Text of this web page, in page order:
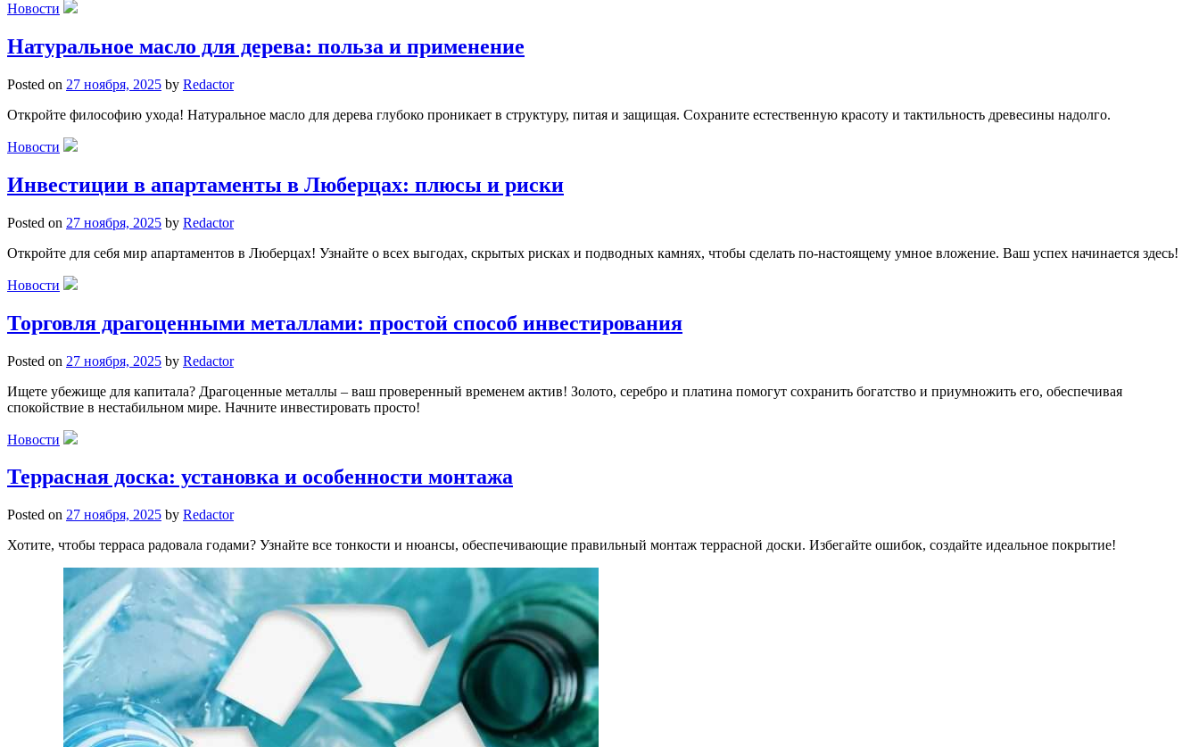
Новости
Натуральное масло для дерева: польза и применение
Posted on 27 ноября, 2025 by Redactor
Откройте философию ухода! Натуральное масло для дерева глубоко проникает в структуру, питая и защищая. Сохраните естественную красоту и тактильность древесины надолго.
Новости
Инвестиции в апартаменты в Люберцах: плюсы и риски
Posted on 27 ноября, 2025 by Redactor
Откройте для себя мир апартаментов в Люберцах! Узнайте о всех выгодах, скрытых рисках и подводных камнях, чтобы сделать по-настоящему умное вложение. Ваш успех начинается здесь!
Новости
Торговля драгоценными металлами: простой способ инвестирования
Posted on 27 ноября, 2025 by Redactor
Ищете убежище для капитала? Драгоценные металлы – ваш проверенный временем актив! Золото, серебро и платина помогут сохранить богатство и приумножить его, обеспечивая
спокойствие в нестабильном мире. Начните инвестировать просто!
Новости
Террасная доска: установка и особенности монтажа
Posted on 27 ноября, 2025 by Redactor
Хотите, чтобы терраса радовала годами? Узнайте все тонкости и нюансы, обеспечивающие правильный монтаж террасной доски. Избегайте ошибок, создайте идеальное покрытие!